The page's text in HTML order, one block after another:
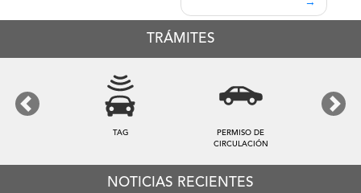
TRÁMITES
TAG
PERMISO DE
CIRCULACIÓN
Previous Next
NOTICIAS RECIENTES